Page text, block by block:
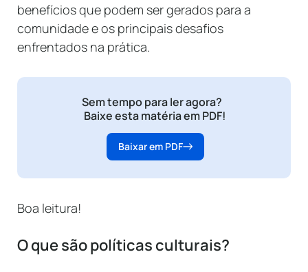
benefícios que podem ser gerados para a
comunidade e os principais desafios
enfrentados na prática.
Sem tempo para ler agora?
Baixe esta matéria em PDF!
Baixar em PDF
Boa leitura!
O que são políticas culturais?